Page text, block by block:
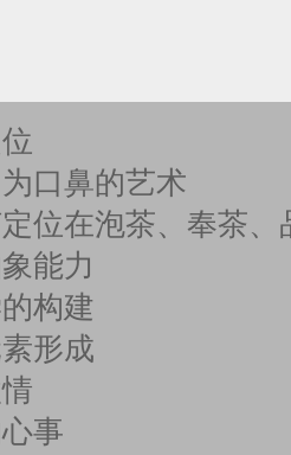
口鼻的艺术
位在泡茶、奉茶、
能力
构建
形成
事